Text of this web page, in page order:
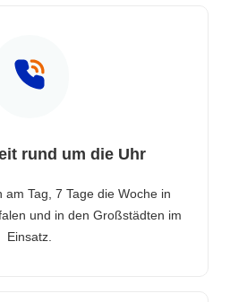
rund um die Uhr
am Tag, 7 Tage die Woche in
und in den Großstädten im
Einsatz.